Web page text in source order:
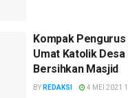
Kompak Pengurus
Umat Katolik Desa
Bersihkan Masjid
BY REDAKSI 4 MEI 2021